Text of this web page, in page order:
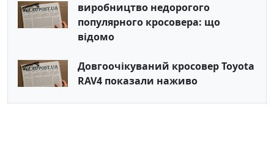
виробництво недорогого
популярного кросовера: що
відомо
Довгоочікуваний кросовер Toyota
RAV4 показали наживо